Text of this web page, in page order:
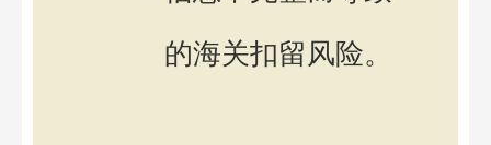
的海关扣留风险。